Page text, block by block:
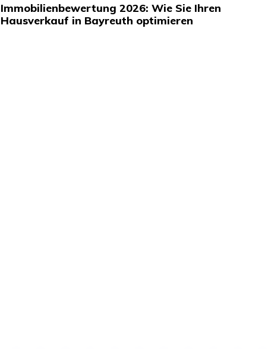
Immobilienbewertung 2026: Wie Sie Ihren
Hausverkauf in Bayreuth optimieren